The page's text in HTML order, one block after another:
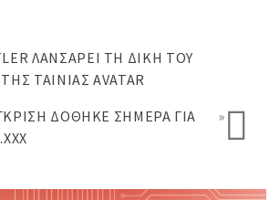
ΛΑΝΣΆΡΕΙ ΤΗ ΔΙΚΉ ΤΟΥ
ΤΑΙΝΊΑΣ AVATAR
ΔΌΘΗΚΕ ΣΉΜΕΡΑ ΓΙΑ
»